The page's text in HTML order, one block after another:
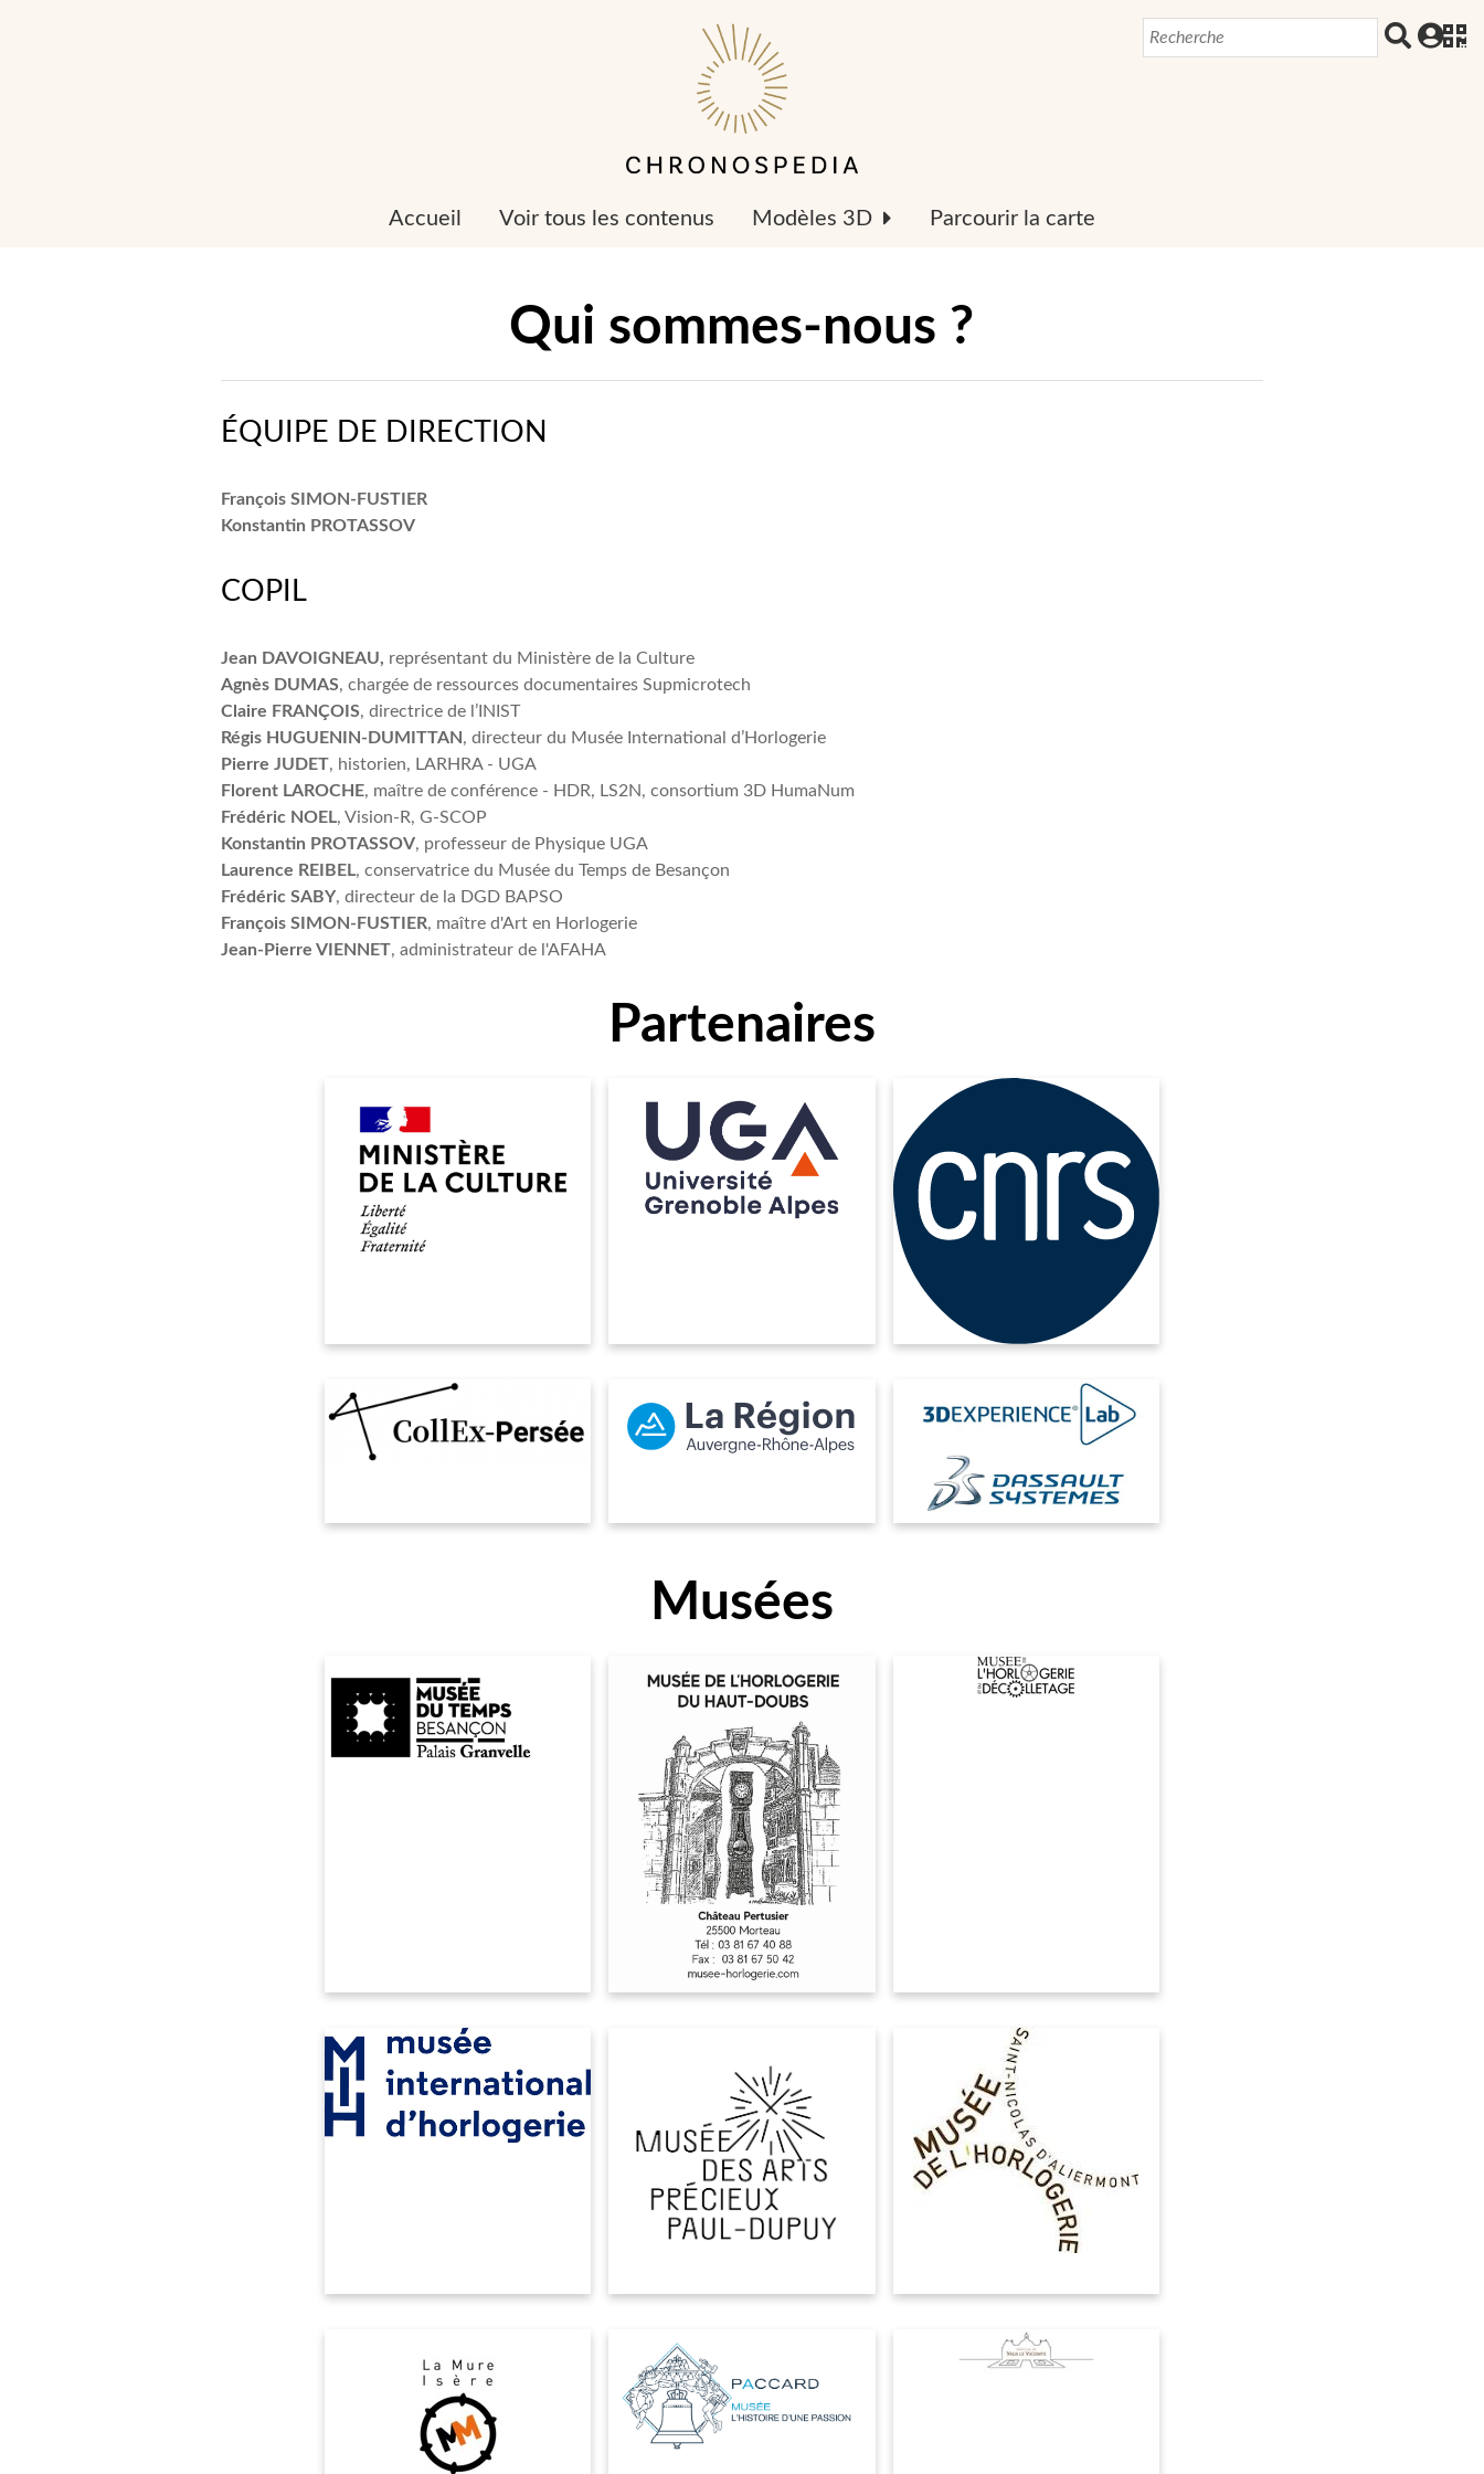
Accueil Voir tous les contenus Modèles 3D Parcourir la carte
Qui sommes-nous ?
ÉQUIPE DE DIRECTION
François SIMON-FUSTIER
Konstantin PROTASSOV
COPIL
Jean DAVOIGNEAU, représentant du Ministère de la Culture
Agnès DUMAS, chargée de ressources documentaires Supmicrotech
Claire FRANÇOIS, directrice de l’INIST
Régis HUGUENIN-DUMITTAN, directeur du Musée International d’Horlogerie
Pierre JUDET, historien, LARHRA - UGA
Florent LAROCHE, maître de conférence - HDR, LS2N, consortium 3D HumaNum
Frédéric NOEL, Vision-R, G-SCOP
Konstantin PROTASSOV, professeur de Physique UGA
Laurence REIBEL, conservatrice du Musée du Temps de Besançon
Frédéric SABY, directeur de la DGD BAPSO
François SIMON-FUSTIER, maître d'Art en Horlogerie
Jean-Pierre VIENNET, administrateur de l'AFAHA
Partenaires
Musées